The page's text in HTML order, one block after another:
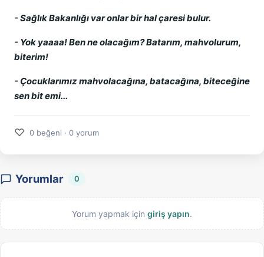
- Sağlık Bakanlığı var onlar bir hal çaresi bulur.
- Yok yaaaa! Ben ne olacağım? Batarım, mahvolurum,
biterim!
- Çocuklarımız mahvolacağına, batacağına, biteceğine
sen bit emi...
♡ 0 beğeni · 0 yorum
Yorumlar 0
Yorum yapmak için giriş yapın.